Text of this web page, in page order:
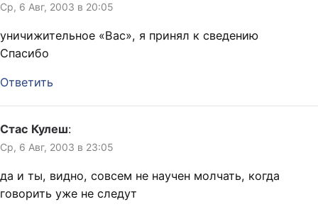
Ср, 6 Авг, 2003 в 20:05
уничижительное «Вас», я принял к сведению
Спасибо
Ответить
Стас Кулеш:
Ср, 6 Авг, 2003 в 23:05
да и ты, видно, совсем не научен молчать, когда
говорить уже не следут